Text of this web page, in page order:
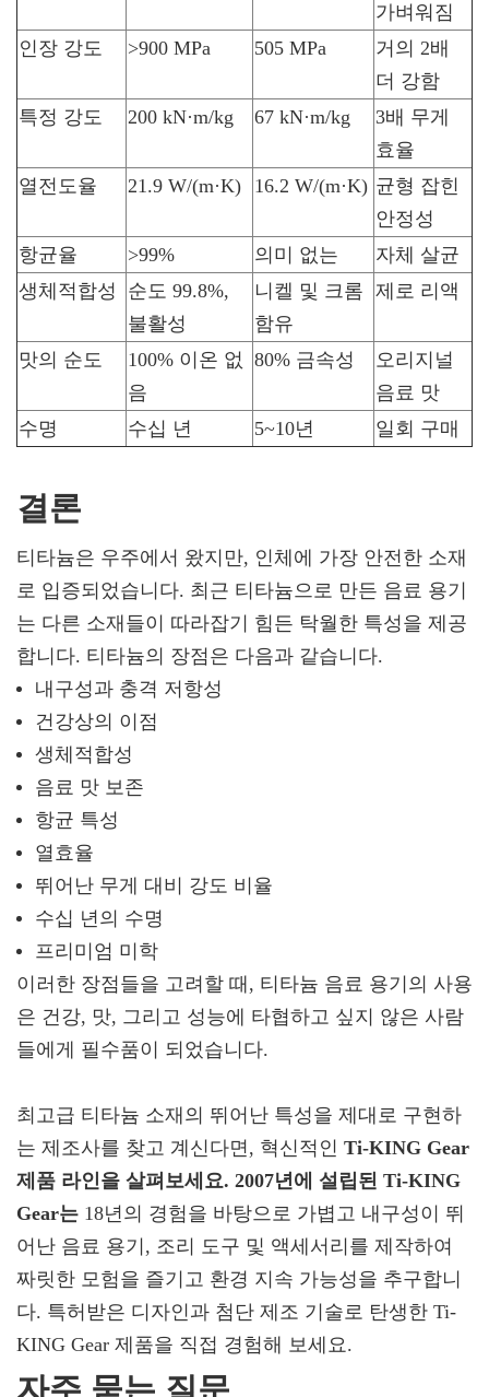
가벼워짐
인장 강도
>900 MPa 505 MPa
거의 2배
더 강함
특정 강도
200 kN·m/kg 67 kN·m/kg
3배 무게
효율
열전도율
21.9 W/(m·K) 16.2 W/(m·K) 균형 잡힌
안정성
항균율
>99% 의미 없는
자체 살균
생체적합성
순도 99.8%,
불활성
니켈 및 크롬
함유
제로 리액
맛의 순도
100% 이온 없
음
80% 금속성
오리지널
음료 맛
수명
수십 년 5~10년 일회 구매
결론
티타늄은 우주에서 왔지만, 인체에 가장 안전한 소재
로 입증되었습니다. 최근 티타늄으로 만든 음료 용기
는 다른 소재들이 따라잡기 힘든 탁월한 특성을 제공
합니다. 티타늄의 장점은 다음과 같습니다.
내구성과 충격 저항성
건강상의 이점
생체적합성
음료 맛 보존
항균 특성
열효율
뛰어난 무게 대비 강도 비율
수십 년의 수명
프리미엄 미학
이러한 장점들을 고려할 때, 티타늄 음료 용기의 사용
은 건강, 맛, 그리고 성능에 타협하고 싶지 않은 사람
들에게 필수품이 되었습니다.
최고급 티타늄 소재의 뛰어난 특성을 제대로 구현하
는 제조사를 찾고 계신다면, 혁신적인 Ti-KING Gear
제품 라인을 살펴보세요. 2007년에 설립된 Ti-KING
Gear는 18년의 경험을 바탕으로 가볍고 내구성이 뛰
어난 음료 용기, 조리 도구 및 액세서리를 제작하여
짜릿한 모험을 즐기고 환경 지속 가능성을 추구합니
다. 특허받은 디자인과 첨단 제조 기술로 탄생한 Ti-
KING Gear 제품을 직접 경험해 보세요.
자주 묻는 질문